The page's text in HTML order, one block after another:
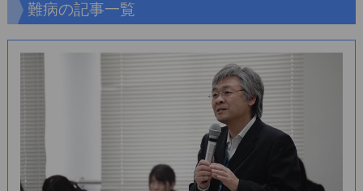
難病の記事一覧